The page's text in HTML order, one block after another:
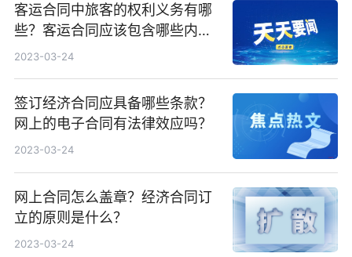
客运合同中旅客的权利义务有哪
些？客运合同应该包含哪些内
容？
2023-03-24
签订经济合同应具备哪些条款？
网上的电子合同有法律效应吗？
2023-03-24
网上合同怎么盖章？经济合同订
立的原则是什么？
2023-03-24